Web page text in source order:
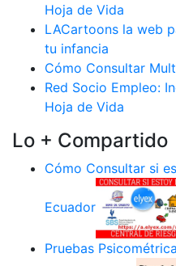
Hoja de Vida
LACartoons la web
tu infancia
Cómo Consultar
Red Socio Empleo:
Hoja de Vida
Lo + Compartido
Cómo Consultar si
Ecuador
Pruebas